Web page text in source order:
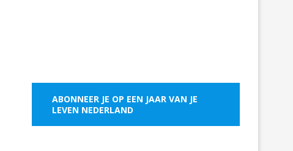
ABONNEER JE OP EEN JAAR VAN JE
LEVEN NEDERLAND